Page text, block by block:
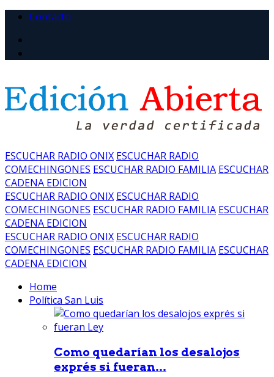
Contacto
ESCUCHAR RADIO ONIX ESCUCHAR RADIO
COMECHINGONES ESCUCHAR RADIO FAMILIA ESCUCHAR
CADENA EDICION
ESCUCHAR RADIO ONIX ESCUCHAR RADIO
COMECHINGONES ESCUCHAR RADIO FAMILIA ESCUCHAR
CADENA EDICION
ESCUCHAR RADIO ONIX ESCUCHAR RADIO
COMECHINGONES ESCUCHAR RADIO FAMILIA ESCUCHAR
CADENA EDICION
Home
Política San Luis
Como quedarían los desalojos
exprés si fueran...